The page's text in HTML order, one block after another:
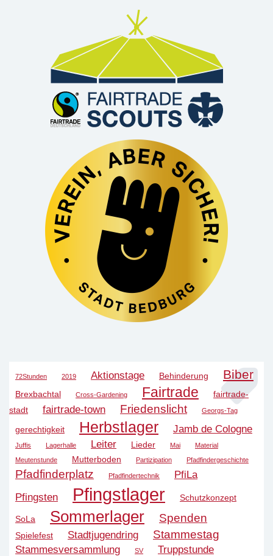
72Stunden 2019 Aktionstage Behinderung Biber
Brexbachtal Cross-Gardening Fairtrade
fairtrade-
stadt
fairtrade-town Friedenslicht Georgs-Tag
gerechtigkeit Herbstlager Jamb de Cologne
Juffis Lagerhalle Leiter Lieder Mai
Material
Meutenstunde
Mutterboden Partizipation Pfadfindergeschichte
Pfadfinderplatz Pfadfindertechnik
PfiLa
Pfingsten
Pfingstlager Schutzkonzept
SoLa Sommerlager Spenden
Spielefest Stadtjugendring Stammestag
Stammesversammlung SV Truppstunde